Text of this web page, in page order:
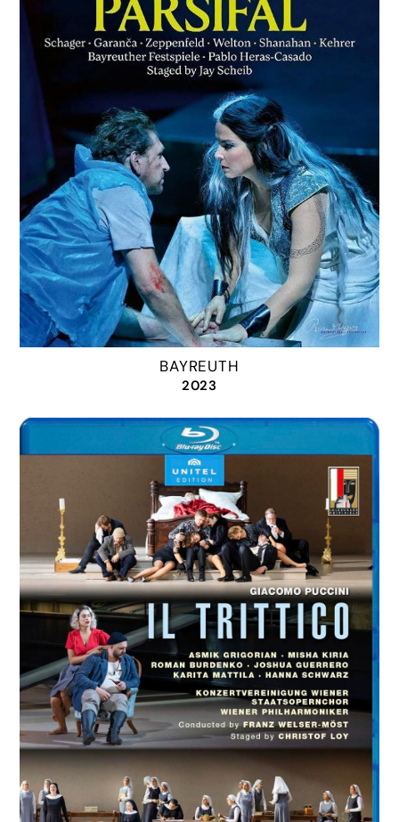
BAYREUTH
2023